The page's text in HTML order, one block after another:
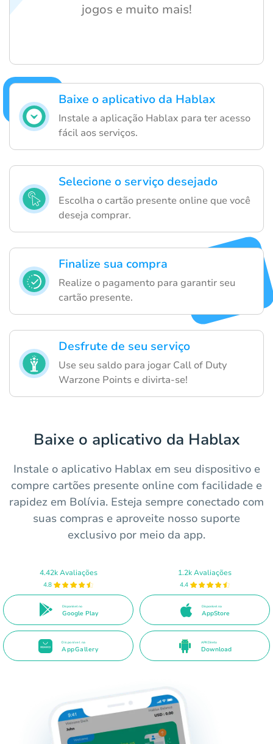
Baixe o aplicativo da Hablax
Instale a aplicação Hablax para ter acesso
fácil aos serviços.
Selecione o serviço desejado
Escolha o cartão presente online que você
deseja comprar.
Finalize sua compra
Realize o pagamento para garantir seu
cartão presente.
Desfrute de seu serviço
Use seu saldo para jogar Call of Duty
Warzone Points e divirta-se!
jogos e muito mais!
Baixe o aplicativo da Hablax
Instale o aplicativo Hablax em seu dispositivo e
compre cartões presente online com facilidade e
rapidez em Bolívia. Esteja sempre conectado com
suas compras e aproveite nosso suporte
exclusivo por meio da app.
4.42k Avaliações
4.8
Disponível no
Google Play
1.2k Avaliações
4.4
Disponível na
AppStore
Disponível na
AppGallery
APK Direto
Download